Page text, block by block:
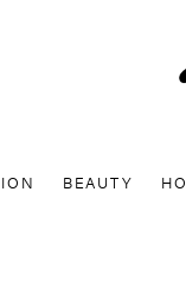
BEAUTY